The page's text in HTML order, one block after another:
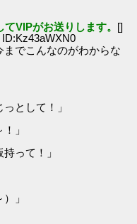
VIPがお送りします。 []
でこんなのがわからな
として！」
」
って！」
」